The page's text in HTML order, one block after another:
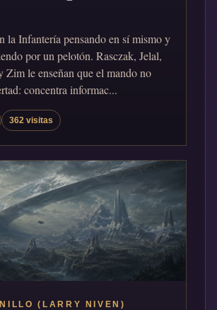
la Infantería pensando en sí mismo y
por un pelotón. Rasczak, Jelal,
Zim le enseñan que el mando no
concentra informac...
362 visitas
(LARRY NIVEN)